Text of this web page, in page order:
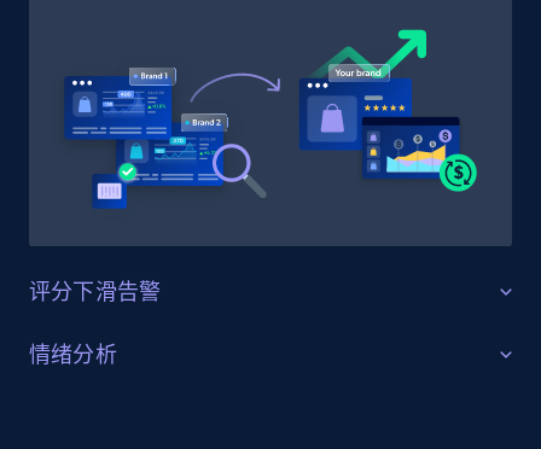
Amazon products global dataset - Collect
products from Brands URLs
Title, Seller name, Brand, Description, Initial
price, Currency, Availability, Reviews count, and
more.
2.1K+
评分下滑告警
守护产品评分
情绪分析